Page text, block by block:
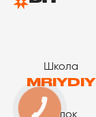
Школа
MRIYDIY
КНОПКА
ЗВ'ЯЗКУ